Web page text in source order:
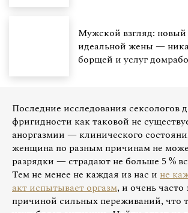
Мужской взгляд: новый
идеальной жены —
борщей и услуг
Последние исследования сексологов
фригидности как таковой не
аноргазмии — клинического
женщина по разным причинам не
разрядки — страдают не больше 5 %
Тем не менее не каждая из нас и не
акт испытывает оргазм, и очень часто
причиной сильных переживаний, что